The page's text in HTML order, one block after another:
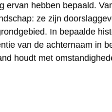
ervan hebben bepaald.
ze zijn
In bepaalde
van de achternaam in
houdt met